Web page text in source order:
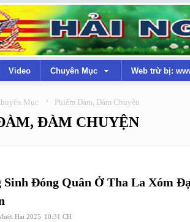
Video Chuyên Mục Web trừ bị:
Mục › Phiếm Đàm, Đàm Chuyện
ĐÀM CHUYỆN
Đóng Quân Ở Tha La Xóm
Hai 2025 10:31 CH